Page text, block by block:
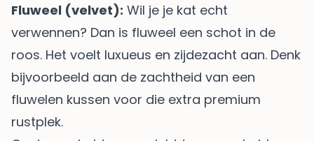
Fluweel (velvet): Wil je je kat echt
verwennen? Dan is fluweel een schot in de
roos. Het voelt luxueus en zijdezacht aan. Denk
bijvoorbeeld aan de zachtheid van een
fluwelen kussen voor die extra premium
rustplek.